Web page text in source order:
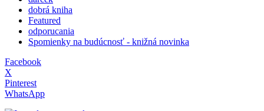
dobrá kniha
Featured
odporucania
Spomienky na budúcnosť - knižná novinka
Facebook
X
Pinterest
WhatsApp